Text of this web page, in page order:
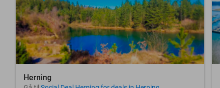
Herning